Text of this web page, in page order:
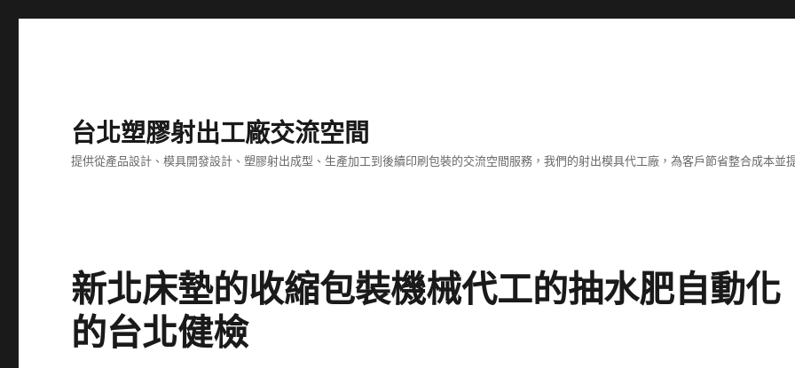
台北塑膠射出工廠交流空間
提供從產品設計、模具開發設計、塑膠射出成型、生產加工到後續印刷包裝的交流空間服務，我們的射出模具代工廠，為客戶節省整合成本並
新北床墊的收縮包裝機械代工的抽水肥自動化
的台北健檢